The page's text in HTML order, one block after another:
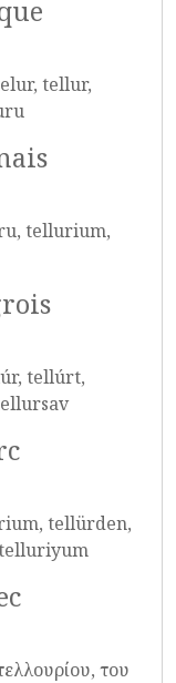
tellur,
tellurium,
tellúrt,
tellürden,
του